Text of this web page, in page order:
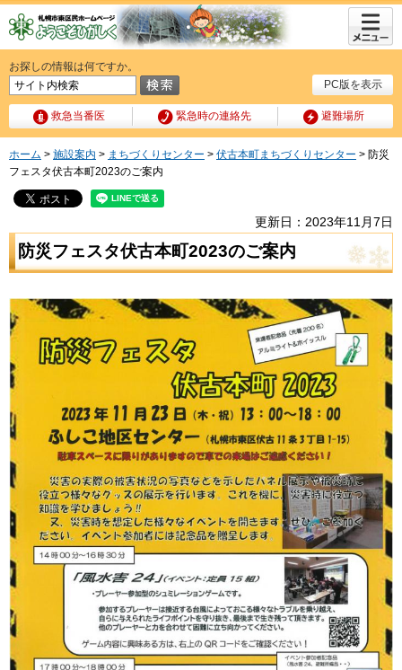
PC版を表示
お探しの情報は何ですか。
救急当番医 緊急時の連絡先 避難場所
メニュ
ー
ホーム > 施設案内 > まちづくりセンター > 伏古本町まちづくりセンター > 防災
フェスタ伏古本町2023のご案内
更新日：2023年11月7日
防災フェスタ伏古本町2023のご案内